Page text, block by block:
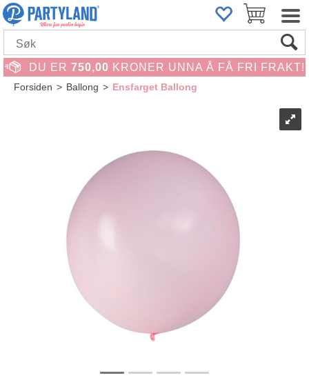
DU ER 750,00 KRONER UNNA Å FÅ FRI FRAKT!
Forsiden>Ballong>Ensfarget Ballong